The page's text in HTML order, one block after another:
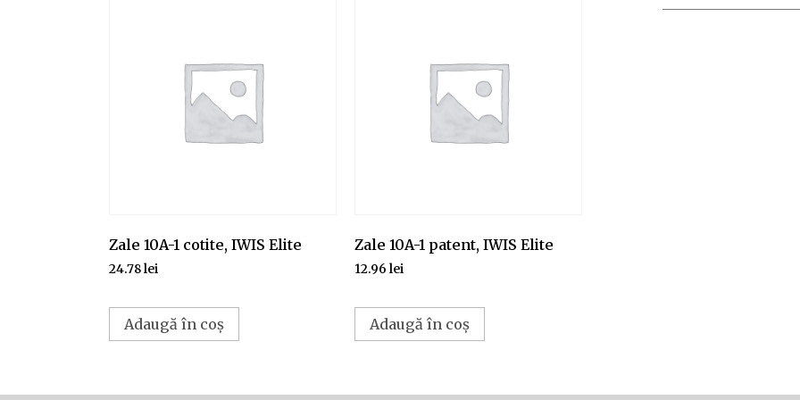
Zale 10A-1 cotite, IWIS Elite
24.78lei
Adaugă în coș
Zale 10A-1 patent, IWIS Elite
12.96 lei
Adaugă în coș